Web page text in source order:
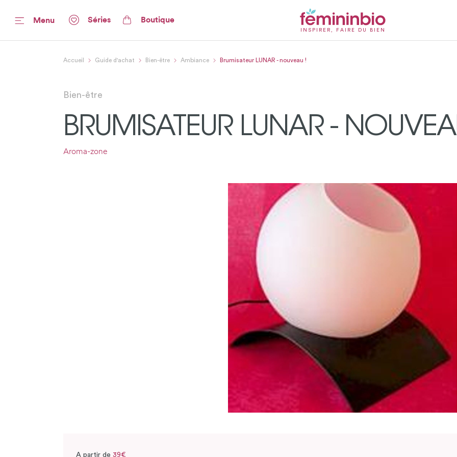
Menu Séries Boutique
INSPIRER, FAIRE DU BIEN
Accueil Guide d'achat Bien-être Ambiance Brumisateur LUNAR - nouveau !
Bien-être
BRUMISATEUR LUNAR -
Aroma-zone
A partir de 39€